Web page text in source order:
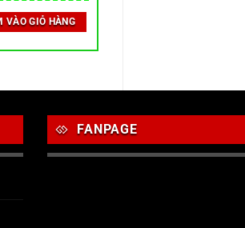
VÀO GIỎ HÀNG
FANPAGE